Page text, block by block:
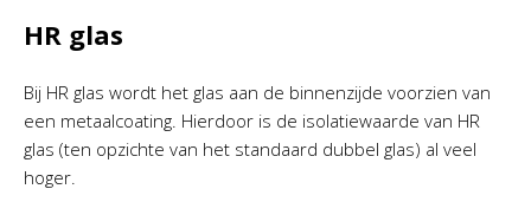
HR glas
Bij HR glas wordt het glas aan de binnenzijde voorzien van
een metaalcoating. Hierdoor is de isolatiewaarde van HR
glas (ten opzichte van het standaard dubbel glas) al veel
hoger.